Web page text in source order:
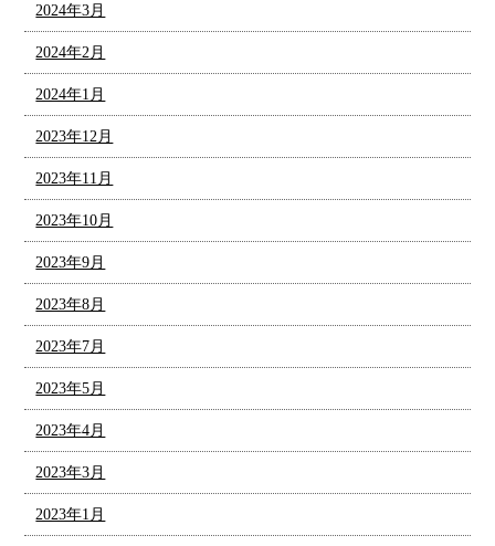
2024年3月
2024年2月
2024年1月
2023年12月
2023年11月
2023年10月
2023年9月
2023年8月
2023年7月
2023年5月
2023年4月
2023年3月
2023年1月